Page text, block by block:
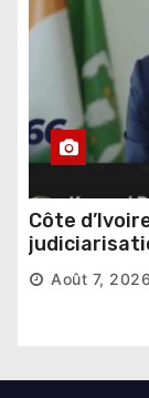
Côte
poursuivre
Août 7, 2026